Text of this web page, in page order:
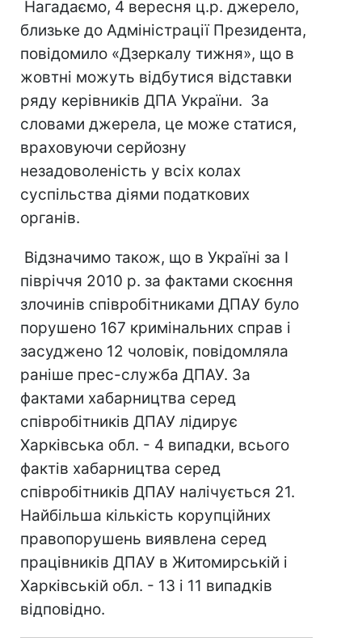
Нагадаємо, 4 вересня ц.р. джерело,
близьке до Адміністрації Президента,
повідомило «Дзеркалу тижня», що в
жовтні можуть відбутися відставки
ряду керівників ДПА України. За
словами джерела, це може статися,
враховуючи серйозну
незадоволеність у всіх колах
суспільства діями податкових
органів.
Відзначимо також, що в Україні за I
півріччя 2010 р. за фактами скоєння
злочинів співробітниками ДПАУ було
порушено 167 кримінальних справ і
засуджено 12 чоловік, повідомляла
раніше прес-служба ДПАУ. За
фактами хабарництва серед
співробітників ДПАУ лідирує
Харківська обл. - 4 випадки, всього
фактів хабарництва серед
співробітників ДПАУ налічується 21.
Найбільша кількість корупційних
правопорушень виявлена серед
працівників ДПАУ в Житомирській і
Харківській обл. - 13 і 11 випадків
відповідно.